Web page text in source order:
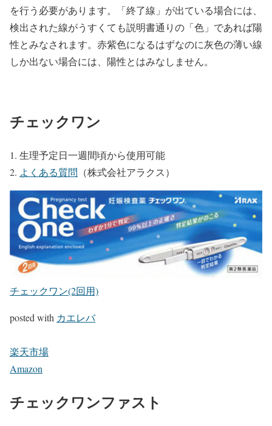
を行う必要があります。「終了線」が出ている場合には、
検出された線がうすくても説明書通りの「色」であれば陽
性とみなされます。赤紫色になるはずなのに灰色の薄い線
しか出ない場合には、陽性とはみなしません。
チェックワン
生理予定日一週間頃から使用可能
よくある質問 （株式会社アラクス）
チェックワン(2回用)
posted with カエレバ
楽天市場
Amazon
チェックワンファスト